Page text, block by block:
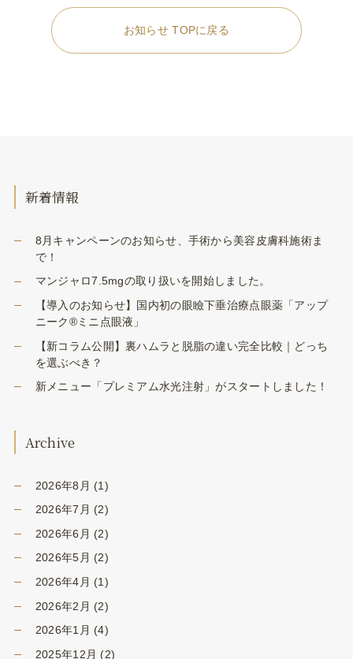
お知らせ TOPに戻る
新着情報
8月キャンペーンのお知らせ、手術から美容皮膚科施術ま
で！
マンジャロ7.5mgの取り扱いを開始しました。
【導入のお知らせ】国内初の眼瞼下垂治療点眼薬「アップ
ニーク®ミニ点眼液」
【新コラム公開】裏ハムラと脱脂の違い完全比較｜どっち
を選ぶべき？
新メニュー「プレミアム水光注射」がスタートしました！
Archive
2026年8月 (1)
2026年7月 (2)
2026年6月 (2)
2026年5月 (2)
2026年4月 (1)
2026年2月 (2)
2026年1月 (4)
2025年12月 (2)